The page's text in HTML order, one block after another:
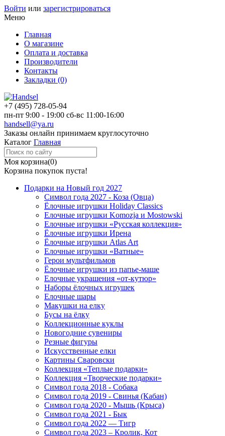
Войти или зарегистрироваться
Меню
Главная
О магазине
Оплата и доставка
Производители
Контакты
Закладки (0)
+7 (495) 728-05-94
пн-пт 9:00 - 19:00 сб-вс 11:00-16:00
handsell@ya.ru
Заказы онлайн принимаем круглосуточно
Каталог Главная
Моя корзина(0)
Корзина покупок пуста!
Подарки на Новый год 2027
Символ года 2027 - Коза (Овца)
Ёлочные игрушки Holiday Classics
Елочные игрушки Komozja и Mostowski
Елочные игрушки «Русская коллекция»
Ёлочные игрушки Ирена
Ёлочные игрушки Atlas Art
Елочные игрушки «Ватные»
Герои мультфильмов
Ёлочные игрушки из папье-маше
Елочные украшения «от-кутюр»
Наборы ёлочных игрушек
Елочные шары
Макушки на елку
Бусы на ёлку
Коллекционные куклы
Новогодние сувениры
Резные фигуры
Искусственные елки
Картины Сваровски
Коллекция «Теплые подарки»
Коллекция «Творческие подарки»
Символ года 2018 - Собака
Символ года 2019 - Свинья (Кабан)
Символ года 2020 - Мышь (Крыса)
Символ года 2021 - Бык
Символ года 2022 — Тигр
Символ года 2023 – Кролик, Кот